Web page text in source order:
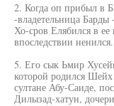
2. Когда оп прибыл в
-владетельница Барды
Хо-сров Елябился в
впоследствии ненился.
5. Его сык Ьмир
которой родился
султане Абу-Саиде,
Дилызад-хатун,